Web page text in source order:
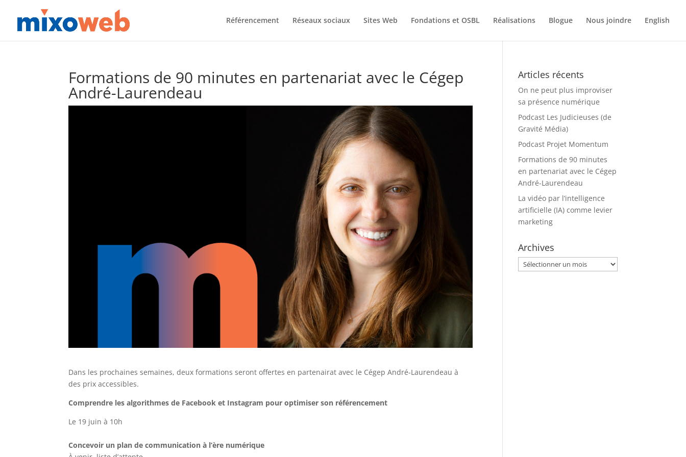
Référencement Réseaux sociaux Sites Web Fondations et OSBL Réalisations Blogue Nous joindre English
Formations de 90 minutes en partenariat avec le Cégep
André-Laurendeau
Dans les prochaines semaines, deux formations seront offertes en partenairat avec le Cégep André-Laurendeau à
des prix accessibles.
Comprendre les algorithmes de Facebook et Instagram pour optimiser son référencement
Le 19 juin à 10h
Concevoir un plan de communication à l’ère numérique
Articles récents
On ne peut plus improviser
sa présence numérique
Podcast Les Judicieuses (de
Gravité Média)
Podcast Projet Momentum
Formations de 90 minutes
en partenariat avec le Cégep
André-Laurendeau
La vidéo par l’intelligence
artificielle (IA) comme levier
marketing
Archives
Archives